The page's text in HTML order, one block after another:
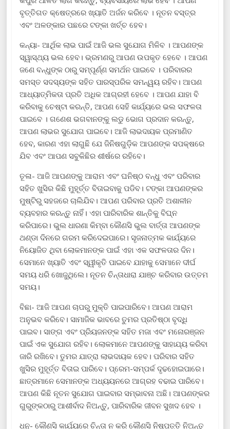
ବୃତ୍ତିଗତ କ୍ଷେତ୍ରରେ ଖ୍ୟାତି ଅର୍ଜନ କରିବେ । ନୂତନ ବସ୍ତ୍ର
ଏବଂ ଅଳଙ୍କାର ପଛରେ ଟଙ୍କା ଖର୍ଚ୍ଚ ହେବ।
କନ୍ୟା- ଆର୍ଥିକ ଲାଭ ପାଇଁ ଆଜି ଭଲ ସୁଯୋଗ ମିଳିବ । ଆପଣଙ୍କ
ସ୍ୱାସ୍ଥ୍ୟ ଭଲ ହେବ। ଭ୍ରମଣରୁ ଆପଣ ଉପକୃତ ହେବେ । ଆପଣ
ଜଣେ ବନ୍ଧୁଙ୍କ ଠାରୁ ସମ୍ପୂର୍ଣ୍ଣ ସମର୍ଥନ ପାଇବେ । ପରିବାରର
ସମସ୍ତ ସଦସ୍ୟଙ୍କ ସହିତ ପାରସ୍ପରିକ ସମନ୍ୱୟ ରହିବ। ଆପଣ
ଆଧ୍ୟାତ୍ମିକତା ପ୍ରତି ଅଧିକ ଆଗ୍ରହୀ ହେବେ । ଆପଣ ଯାହା ବି
କରିବାକୁ ଚେଷ୍ଟା କରନ୍ତି, ଆପଣ ସେହି କାର୍ଯ୍ୟରେ ଭଲ ସଫଳତା
ପାଇବେ । ଗଣେଶ ଭଗବାନଙ୍କୁ ଲଡୁ ଭୋଗ ପ୍ରଦାନ କରନ୍ତୁ,
ଆପଣ ଲାଭର ସୁଯୋଗ ପାଇବେ। ଆଜି ଲାଭଦାୟକ ପ୍ରମାଣିତ
ହେବ, କାରଣ ଏହା ଲାଗୁଛି ଯେ ଜିନିଷଗୁଡ଼ିକ ଆପଣଙ୍କ ସପକ୍ଷରେ
ଯିବ ଏବଂ ଆପଣ ସବୁକିଛିର ଶୀର୍ଷରେ ରହିବେ।
ତୂଳା- ଆଜି ଆପଣଙ୍କୁ ଆରାମ ଏବଂ ଘନିଷ୍ଠ ବନ୍ଧୁ ଏବଂ ପରିବାର
ସହିତ ଖୁସିର କିଛି ମୁହୂର୍ତ୍ତ ବିତାଇବାକୁ ପଡିବ। ଟଙ୍କା ଆପଣଙ୍କର
ମୁଷ୍ଟିରୁ ସହଜରେ ଚାଲିଯିବ। ଆପଣ ପରିବାର ପ୍ରତି ଅଶାଳୀନ
ବ୍ୟବହାର କରନ୍ତୁ ନାହିଁ। ଏହା ପାରିବାରିକ ଶାନ୍ତିକୁ ବିଘ୍ନ
କରିପାରେ। ଭୁଲ ଧାରଣା କିମ୍ବା କୌଣସି ଭୁଲ ବାର୍ତ୍ତା ଆପଣଙ୍କ
ଥଣ୍ଡା ଦିନରେ ଗରମ କରିଦେଇପାରେ। ସୃଜନାତ୍ମକ କାର୍ଯ୍ୟରେ
ନିୟୋଜିତ ଥିବା ଲୋକମାନଙ୍କ ପାଇଁ ଏହା ଏକ ସଫଳତାର ଦିନ।
ସେମାନେ ଖ୍ୟାତି ଏବଂ ସ୍ୱୀକୃତି ପାଇବେ ଯାହାକୁ ସେମାନେ ଦୀର୍ଘ
ସମୟ ଧରି ଖୋଜୁଥିଲେ। ନୂତନ ଚିନ୍ତାଧାରା ଯାଞ୍ଚ କରିବାର ଉତ୍ତମ
ସମୟ।
ବିଛା- ଆଜି ଆପଣ ଚାପରୁ ମୁକ୍ତି ପାଇପାରିବେ। ଆପଣ ଆରାମ
ଅନୁଭବ କରିବେ। ସାମାଜିକ ଭାବରେ ତୁମର ପ୍ରତିଷ୍ଠା ବୃଦ୍ଧି
ପାଇବ। ସାଙ୍ଗ ଏବଂ ପ୍ରିୟଜନଙ୍କ ସହିତ ମଜା ଏବଂ ମନୋରଞ୍ଜନ
ପାଇଁ ଏକ ସୁଯୋଗ ରହିବ। ଲୋକମାନେ ଆପଣଙ୍କୁ ସାହାଯ୍ୟ କରିବା
ଜାରି ରଖିବେ। ତୁମର ଯାତ୍ରା ଲାଭଦାୟକ ହେବ। ପରିବାର ସହିତ
ଖୁସିର ମୁହୂର୍ତ୍ତ ବିତାଇ ପାରିବେ। ପ୍ରେମ-ସମ୍ପର୍କ ଦୃଢହୋଇପାରେ।
ଛାତ୍ରମାନେ ସେମାନଙ୍କ ଅଧ୍ୟୟନରେ ଆଗ୍ରହ ବଢାଇ ପାରିବେ।
ଆପଣ କିଛି ନୂତନ ସୁଯୋଗ ପାଇବାର ସମ୍ଭାବନା ଅଛି। ଆପଣଙ୍କର
ଗୁରୁଙ୍କଠାରୁ ଆଶୀର୍ବାଦ ନିଅନ୍ତୁ, ପାରିବାରିକ ଜୀବନ ସୁଖଦ ହେବ ।
ଧନୁ- କୌଣସି କାର୍ଯ୍ୟରେ ଚିନ୍ତା ନ କରି କୌଣସି ନିଷ୍ପତ୍ତି ନିଅନ୍ତୁ